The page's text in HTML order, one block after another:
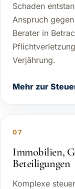
Schaden
Anspruch
Berater in
Verjährung.
Mehr zur
07
Immobilien,
Beteiligungen
Komplexe